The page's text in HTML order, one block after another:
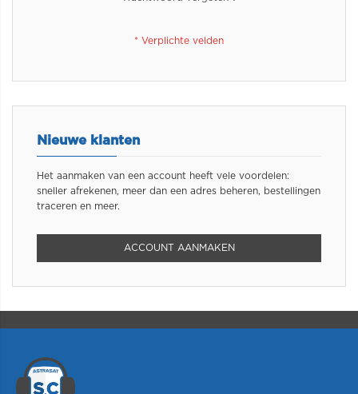
Nieuwe klanten
Het aanmaken van een account heeft vele voordelen:
sneller afrekenen, meer dan een adres beheren, bestellingen
traceren en meer.
ACCOUNT AANMAKEN